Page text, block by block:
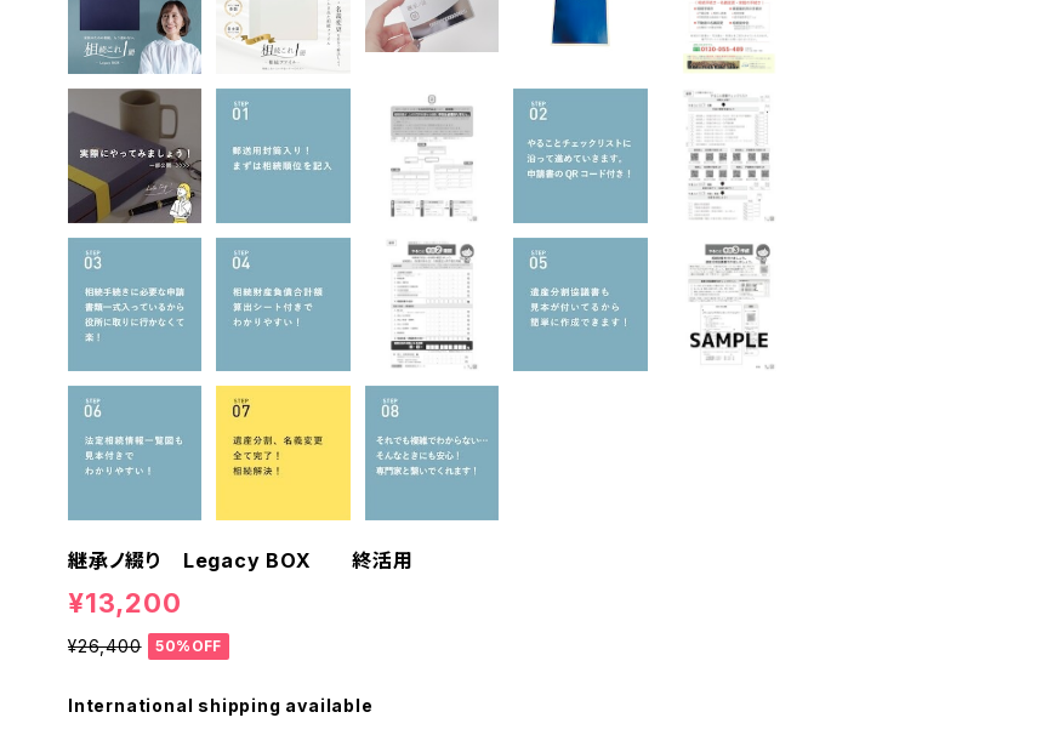
継承ノ綴り Legacy BOX 終活用
¥13,200
¥26,400 50%OFF
International shipping available